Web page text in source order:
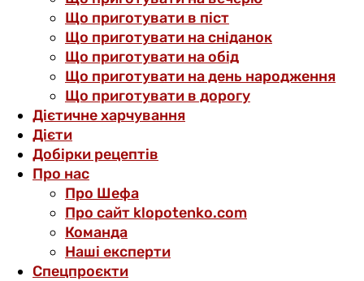
Що приготувати в піст
Що приготувати на сніданок
Що приготувати на обід
Що приготувати на день народження
Що приготувати в дорогу
Дієтичне харчування
Дієти
Добірки рецептів
Про нас
Про Шефа
Про сайт klopotenko.com
Команда
Наші експерти
Спецпроєкти